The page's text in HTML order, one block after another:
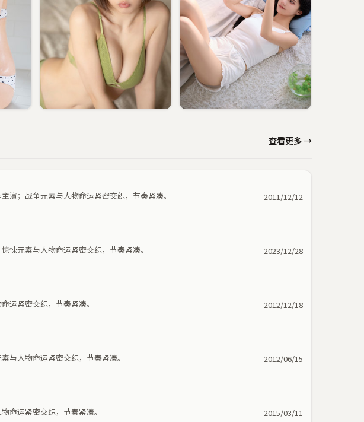
查看更多 →
；战争元素与人物命运紧密交织，节奏紧凑。 2011/12/12
元素与人物命运紧密交织，节奏紧凑。 2023/12/28
运紧密交织，节奏紧凑。 2012/12/18
与人物命运紧密交织，节奏紧凑。 2012/06/15
命运紧密交织，节奏紧凑。 2015/03/11